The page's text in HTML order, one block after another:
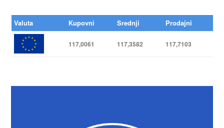
Valuta Kupovni Srednji Prodajni
117,0061 117,3582 117,7103